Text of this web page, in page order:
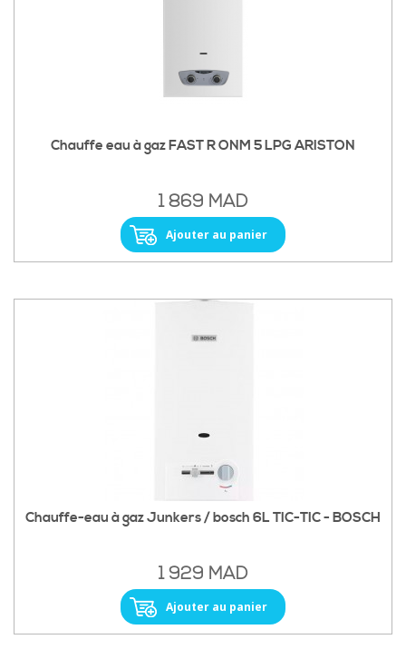
Chauffe eau à gaz FAST R ONM 5 LPG ARISTON
1 869 MAD
Ajouter au panier
Chauffe-eau à gaz Junkers / bosch 6L TIC-TIC - BOSCH
1 929 MAD
Ajouter au panier